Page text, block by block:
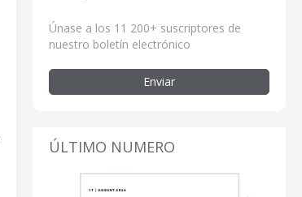
Únase a los 11 200+ suscriptores de
nuestro boletín electrónico
Enviar
ÚLTIMO NUMERO